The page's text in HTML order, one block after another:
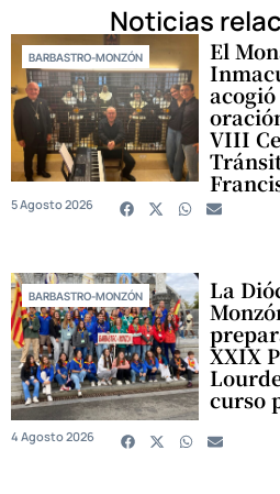
Noticias
BARBASTRO-MONZÓN El
VIII
5 Agosto 2026
BARBASTRO-MONZÓN La
XXIX
curso
4 Agosto 2026